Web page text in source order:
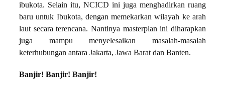
ibukota. Selain itu, NCICD ini juga menghadirkan ruang
baru untuk Ibukota, dengan memekarkan wilayah ke arah
laut secara terencana. Nantinya masterplan ini diharapkan
juga mampu menyelesaikan masalah-masalah
keterhubungan antara Jakarta, Jawa Barat dan Banten.
Banjir! Banjir! Banjir!